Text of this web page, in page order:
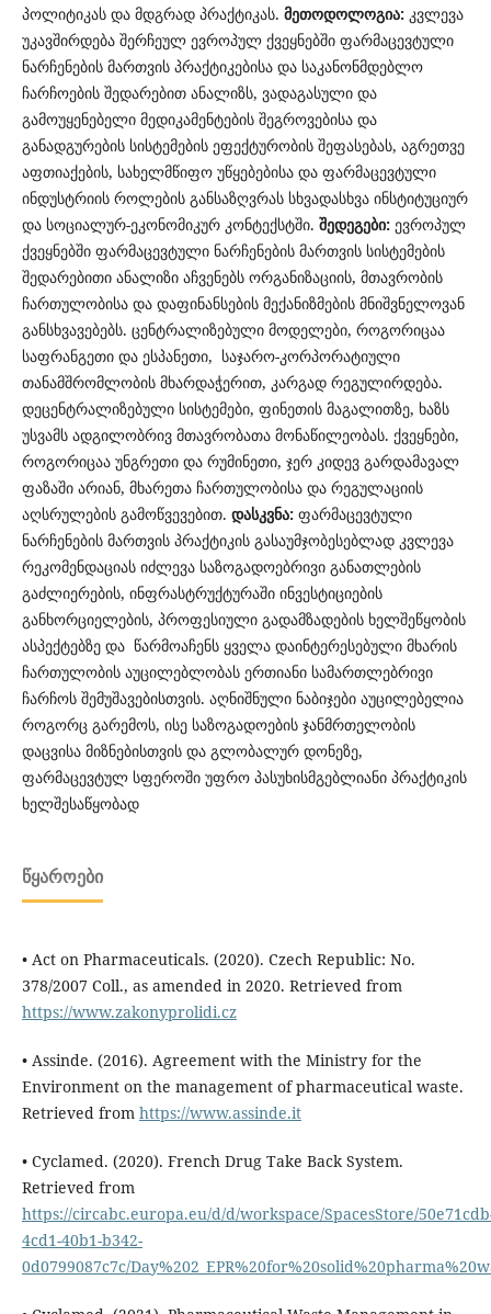
პოლიტიკას და მდგრად პრაქტიკას. მეთოდოლოგია:კვლევა
უკავშირდება შერჩეულ ევროპულ ქვეყნებში ფარმაცევტული
ნარჩენების მართვის პრაქტიკებისა და საკანონმდებლო
ჩარჩოების შედარებით ანალიზს, ვადაგასული და
გამოუყენებელი მედიკამენტების შეგროვებისა და
განადგურების სისტემების ეფექტურობის შეფასებას, აგრეთვე
აფთიაქების, სახელმწიფო უწყებებისა და ფარმაცევტული
ინდუსტრიის როლების განსაზღვრას სხვადასხვა ინსტიტუციურ
და სოციალურ-ეკონომიკურ კონტექსტში. შედეგები:ევროპულ
ქვეყნებში ფარმაცევტული ნარჩენების მართვის სისტემების
შედარებითი ანალიზი აჩვენებს ორგანიზაციის, მთავრობის
ჩართულობისა და დაფინანსების მექანიზმების მნიშვნელოვან
განსხვავებებს. ცენტრალიზებული მოდელები, როგორიცაა
საფრანგეთი და ესპანეთი, საჯარო-კორპორატიული
თანამშრომლობის მხარდაჭერით, კარგად რეგულირდება.
დეცენტრალიზებული სისტემები, ფინეთის მაგალითზე, ხაზს
უსვამს ადგილობრივ მთავრობათა მონაწილეობას. ქვეყნები,
როგორიცაა უნგრეთი და რუმინეთი, ჯერ კიდევ გარდამავალ
ფაზაში არიან, მხარეთა ჩართულობისა და რეგულაციის
აღსრულების გამოწვევებით. დასკვნა: ფარმაცევტული
ნარჩენების მართვის პრაქტიკის გასაუმჯობესებლად კვლევა
რეკომენდაციას იძლევა საზოგადოებრივი განათლების
გაძლიერების, ინფრასტრუქტურაში ინვესტიციების
განხორციელების, პროფესიული გადამზადების ხელშეწყობის
ასპექტებზე და წარმოაჩენს ყველა დაინტერესებული მხარის
ჩართულობის აუცილებლობას ერთიანი სამართლებრივი
ჩარჩოს შემუშავებისთვის. აღნიშნული ნაბიჯები აუცილებელია
როგორც გარემოს, ისე საზოგადოების ჯანმრთელობის
დაცვისა მიზნებისთვის და გლობალურ დონეზე,
ფარმაცევტულ სფეროში უფრო პასუხისმგებლიანი პრაქტიკის
ხელშესაწყობად
ᲬᲧᲐᲠᲝᲔᲑᲘ
• Act on Pharmaceuticals. (2020). Czech Republic: No.
378/2007 Coll., as amended in 2020. Retrieved from
https://www.zakonyprolidi.cz
• Assinde. (2016). Agreement with the Ministry for the
Environment on the management of pharmaceutical waste.
Retrieved from https://www.assinde.it
• Cyclamed. (2020). French Drug Take Back System.
Retrieved from
https://circabc.europa.eu/d/d/workspace/SpacesStore/
4cd1-40b1-b342-
0d0799087c7c/